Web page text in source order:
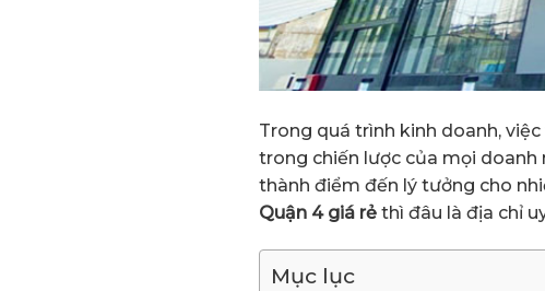
Trong quá trình kinh doanh,
trong chiến lược của mọi doanh
thành điểm đến lý tưởng cho
Quận 4 giá rẻ thì đâu là địa chỉ
Mục lục